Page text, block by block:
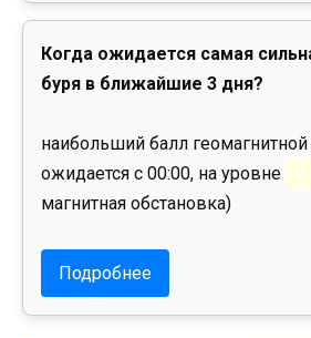
Когда ожидается самая
буря в ближайшие 3 дня?
наибольший балл геомагнитной
ожидается с 00:00, на уровне
0
магнитная обстановка)
Подробнее